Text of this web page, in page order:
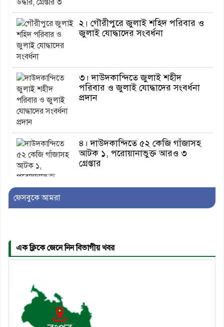
২। গৌরীপুরে জুলাই শহিদ পরিবার ও
জুলাই যোদ্ধাদের সংবর্ধনা
৩। দাউদকান্দিতে জুলাই শহীদ
পরিবার ও জুলাই যোদ্ধাদের সংবর্ধনা
প্রদান
৪। দাউদকান্দিতে ৫২ কেজি গাঁজাসহ
আটক ১, পরোয়ানাভুক্ত আরও ৩
গ্রেপ্তার
৫। মেঘনা উপজেলা বিএনপির নতুন
৬। জেলা পুলিশ সুপার থেকে সম্মাননা
পেলেন দাউদকান্দি মডেল থানার
৭। দাউদকান্দিতে উপজেলা আইন-
শৃঙ্খলা কমিটির মাসিক সভা অনুষ্ঠিত
ফেসবুকে আমরা
এক ক্লিকে জেনে নিন বিভাগীয় খবর